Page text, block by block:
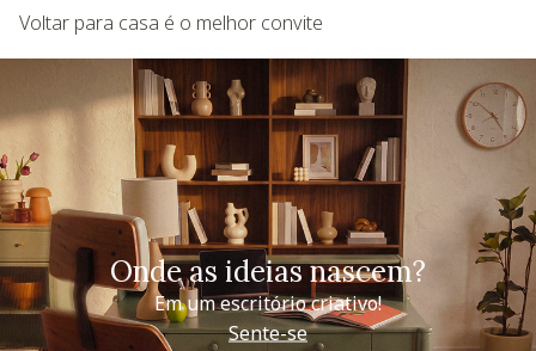
Voltar para casa é o melhor convite
Onde as ideias nascem?
Em um escritório criativo!
Sente-se